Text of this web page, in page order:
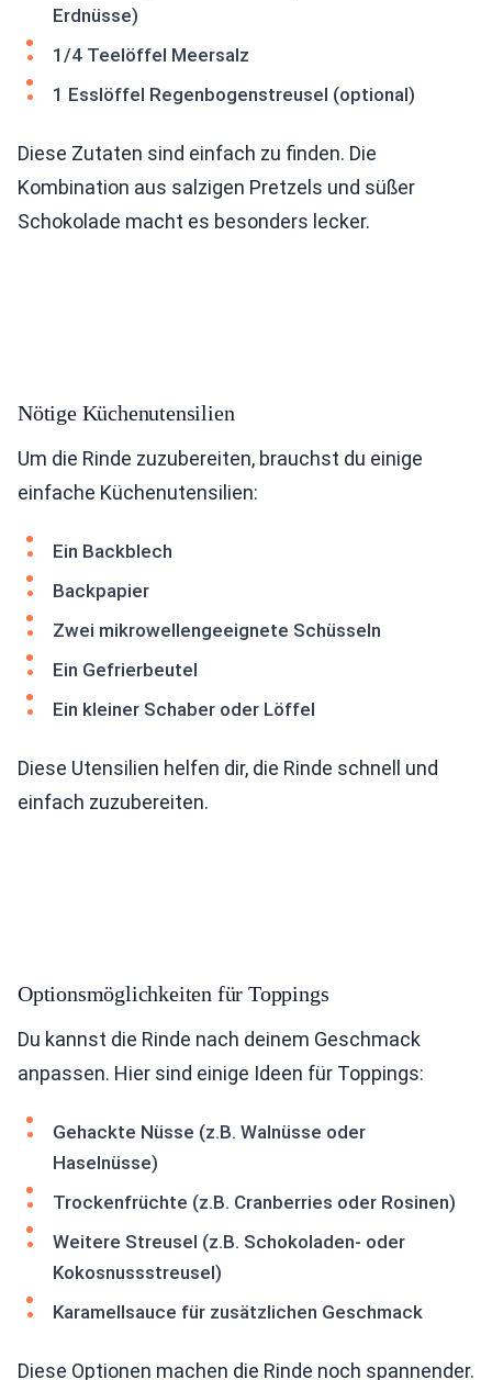
Erdnüsse)
1/4 Teelöffel Meersalz
1 Esslöffel Regenbogenstreusel (optional)
Diese Zutaten sind einfach zu finden. Die
Kombination aus salzigen Pretzels und süßer
Schokolade macht es besonders lecker.
Nötige Küchenutensilien
Um die Rinde zuzubereiten, brauchst du einige
einfache Küchenutensilien:
Ein Backblech
Backpapier
Zwei mikrowellengeeignete Schüsseln
Ein Gefrierbeutel
Ein kleiner Schaber oder Löffel
Diese Utensilien helfen dir, die Rinde schnell und
einfach zuzubereiten.
Optionsmöglichkeiten für Toppings
Du kannst die Rinde nach deinem Geschmack
anpassen. Hier sind einige Ideen für Toppings:
Gehackte Nüsse (z.B. Walnüsse oder
Haselnüsse)
Trockenfrüchte (z.B. Cranberries oder Rosinen)
Weitere Streusel (z.B. Schokoladen- oder
Kokosnussstreusel)
Karamellsauce für zusätzlichen Geschmack
Diese Optionen machen die Rinde noch spannender.